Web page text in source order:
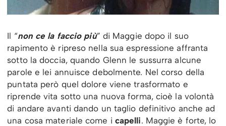
Il “non ce la faccio più” di Maggie dopo il suo
rapimento è ripreso nella sua espressione affranta
sotto la doccia, quando Glenn le sussurra alcune
parole e lei annuisce debolmente. Nel corso della
puntata però quel dolore viene trasformato e
riprende vita sotto una nuova forma, cioè la volontà
di andare avanti dando un taglio definitivo anche ad
una cosa materiale come i capelli. Maggie è forte, lo